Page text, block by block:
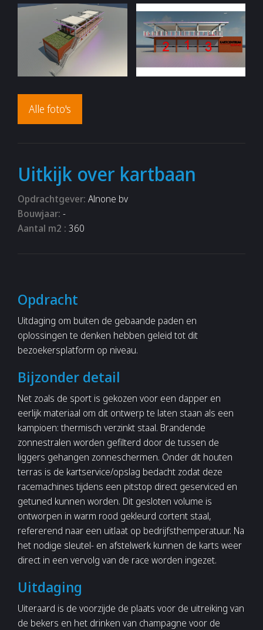
Alle foto's
Uitkijk over kartbaan
Opdrachtgever: Alnone bv
Bouwjaar: -
Aantal m2 : 360
Opdracht
Uitdaging om buiten de gebaande paden en
oplossingen te denken hebben geleid tot dit
bezoekersplatform op niveau.
Bijzonder detail
Net zoals de sport is gekozen voor een dapper en
eerlijk materiaal om dit ontwerp te laten staan als een
kampioen: thermisch verzinkt staal. Brandende
zonnestralen worden gefilterd door de tussen de
liggers gehangen zonneschermen. Onder dit houten
terras is de kartservice/opslag bedacht zodat deze
racemachines tijdens een pitstop direct geserviced en
getuned kunnen worden. Dit gesloten volume is
ontworpen in warm rood gekleurd cortent staal,
refererend naar een uitlaat op bedrijfsthemperatuur. Na
het nodige sleutel- en afstelwerk kunnen de karts weer
direct in een vervolg van de race worden ingezet.
Uitdaging
Uiteraard is de voorzijde de plaats voor de uitreiking van
de bekers en het drinken van champagne voor de